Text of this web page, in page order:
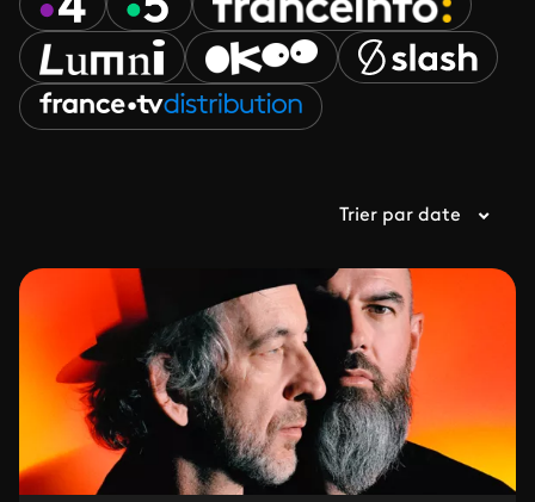
Trier par date